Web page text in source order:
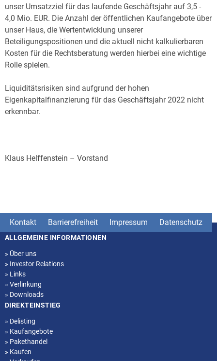
unser Umsatzziel für das laufende Geschäftsjahr auf 3,5 -
4,0 Mio. EUR. Die Anzahl der öffentlichen Kaufangebote über
unser Haus, die Wertentwicklung unserer
Beteiligungspositionen und die aktuell nicht kalkulierbaren
Kosten für die Rechtsberatung werden hierbei eine wichtige
Rolle spielen.
Liquiditätsrisiken sind aufgrund der hohen
Eigenkapitalfinanzierung für das Geschäftsjahr 2022 nicht
erkennbar.
Klaus Helffenstein – Vorstand
Kontakt Barrierefreiheit Impressum Datenschutz
Seitenstruktur
ALLGEMEINE INFORMATIONEN
» Über uns
» Investor Relations
» Links
» Verlinkung
» Downloads
DIREKTEINSTIEG
» Delisting
» Kaufangebote
» Pakethandel
» Kaufen